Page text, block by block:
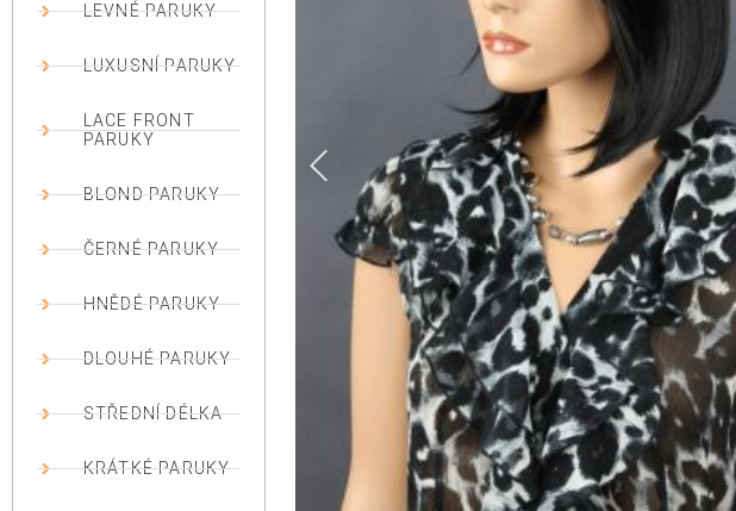
LEVNÉ PARUKY
LUXUSNÍ PARUKY
LACE FRONT
PARUKY
BLOND PARUKY
ČERNÉ PARUKY
HNĚDÉ PARUKY
DLOUHÉ PARUKY
STŘEDNÍ DÉLKA
KRÁTKÉ PARUKY